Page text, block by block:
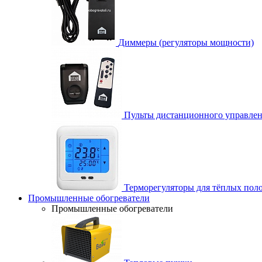
Диммеры (регуляторы мощности)
Пульты дистанционного
Терморегуляторы для тёплых
Промышленные обогреватели
Промышленные обогреватели